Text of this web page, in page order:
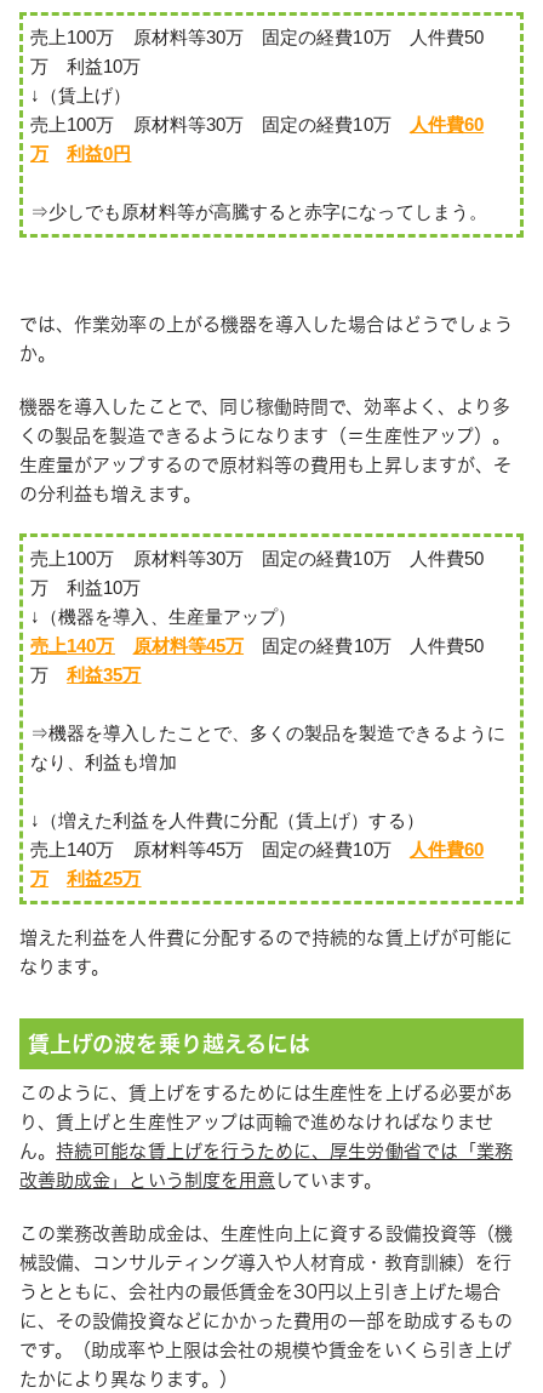
売上100万　原材料等30万　固定の経費10万　人件費50
万　利益10万
↓（賃上げ）
売上100万　原材料等30万　固定の経費10万
人件費60
万
利益0円
⇒少しでも原材料等が高騰すると赤字になってしまう。
では、作業効率の上がる機器を導入した場合はどうでしょう
か。
機器を導入したことで、同じ稼働時間で、効率よく、より多
くの製品を製造できるようになります（＝生産性アップ）。
生産量がアップするので原材料等の費用も上昇しますが、そ
の分利益も増えます。
売上100万　原材料等30万　固定の経費10万　人件費50
万　利益10万
↓（機器を導入、生産量アップ）
売上140万
原材料等45万 固定の経費10万　人件費50
万 利益35万
⇒機器を導入したことで、多くの製品を製造できるように
なり、利益も増加
↓（増えた利益を人件費に分配（賃上げ）する）
売上140万　原材料等45万　固定の経費10万
人件費60
万
利益25万
増えた利益を人件費に分配するので持続的な賃上げが可能に
なります。
賃上げの波を乗り越えるには
このように、賃上げをするためには生産性を上げる必要があ
り、賃上げと生産性アップは両輪で進めなければなりませ
ん。 持続可能な賃上げを行うために、厚生労働省では「業務
改善助成金」という制度を用意 しています。
この業務改善助成金は、生産性向上に資する設備投資等（機
械設備、コンサルティング導入や人材育成・教育訓練）を行
うとともに、会社内の最低賃金を30円以上引き上げた場合
に、その設備投資などにかかった費用の一部を助成するもの
です。（助成率や上限は会社の規模や賃金をいくら引き上げ
たかにより異なります。）